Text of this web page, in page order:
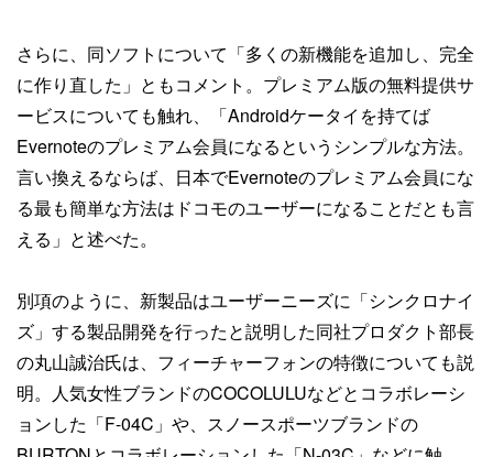
さらに、同ソフトについて「多くの新機能を追加し、完全
に作り直した」ともコメント。プレミアム版の無料提供サ
ービスについても触れ、「Androidケータイを持てば
Evernoteのプレミアム会員になるというシンプルな方法。
言い換えるならば、日本でEvernoteのプレミアム会員にな
る最も簡単な方法はドコモのユーザーになることだとも言
える」と述べた。
別項のように、新製品はユーザーニーズに「シンクロナイ
ズ」する製品開発を行ったと説明した同社プロダクト部長
の丸山誠治氏は、フィーチャーフォンの特徴についても説
明。人気女性ブランドのCOCOLULUなどとコラボレーシ
ョンした「F-04C」や、スノースポーツブランドの